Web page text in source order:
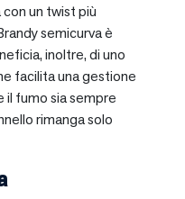
un twist più
semicurva è
inoltre, di uno
facilita una gestione
il fumo sia sempre
rimanga solo